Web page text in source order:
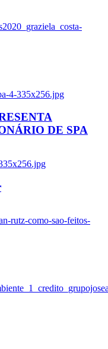
4-335x256.jpg
DE SPA
rutz-como-sao-feitos-